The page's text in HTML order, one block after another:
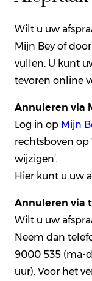
Wilt u uw
Mijn Bey of
vullen. U kunt
tevoren online
Annuleren via
Log in op Mijn
rechtsboven op
wijzigen’.
Hier kunt u uw
Annuleren via
Wilt u uw
Neem dan
9000 535 (ma-
uur). Voor het